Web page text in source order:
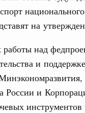
на
над
и
России и
Федерации.
и обновили